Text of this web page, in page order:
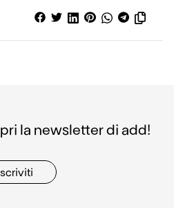
la newsletter di add!